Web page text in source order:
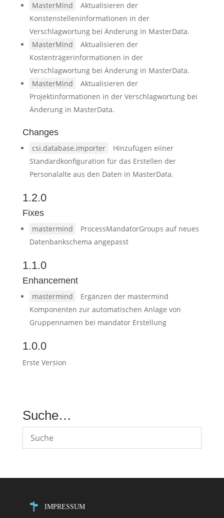
MasterMind
Aktualisieren der
Konstenstelleninformationen in der
Verschlagwortung bei Änderung in MasterData.
MasterMind
Aktualisieren der
Kostenträgerinformationen in der
Verschlagwortung bei Änderung in MasterData.
MasterMind
Aktualisieren der
Projektinformationen in der Verschlagwortung bei
Änderung in MasterData.
Changes
csi.database.importer
Hinzufügen eiiner
Standardkonfiguration für das Erstellen der
Personalalte aus den Daten in MasterData.
1.2.0
Fixes
mastermind
ProcessMandatorGroups auf neues
Datenbankschema angepasst
1.1.0
Enhancement
mastermind
Ergänzen der mastermind
Komponenten zur automatischen Anlage von
Gruppennamen bei mandator Erstellung
1.0.0
Erste Version
Suche…
IMPRESSUM